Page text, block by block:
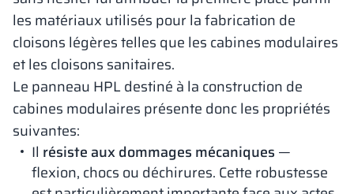
les matériaux utilisés pour la fabrication de
cloisons légères telles que les cabines modulaires
et les cloisons sanitaires.
Le panneau HPL destiné à la construction de
cabines modulaires présente donc les propriétés
suivantes:
Il résiste aux dommages mécaniques —
flexion, chocs ou déchirures. Cette robustesse